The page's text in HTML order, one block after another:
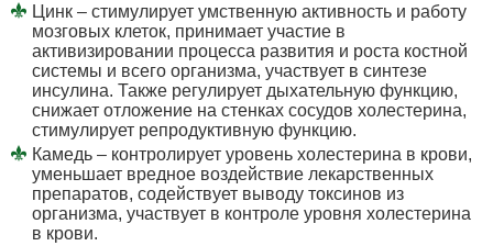
Цинк – стимулирует умственную активность и работу
мозговых клеток, принимает участие в
активизировании процесса развития и роста костной
системы и всего организма, участвует в синтезе
инсулина. Также регулирует дыхательную функцию,
снижает отложение на стенках сосудов холестерина,
стимулирует репродуктивную функцию.
Камедь – контролирует уровень холестерина в крови,
уменьшает вредное воздействие лекарственных
препаратов, содействует выводу токсинов из
организма, участвует в контроле уровня холестерина
в крови.